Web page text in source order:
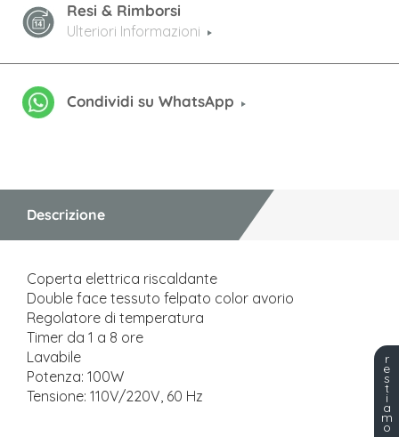
Resi & Rimborsi
Ulteriori Informazioni
Condividi su WhatsApp
Descrizione
Coperta elettrica riscaldante
Double face tessuto felpato color avorio
Regolatore di temperatura
Timer da 1 a 8 ore
Lavabile
Potenza: 100W
Tensione: 110V/220V, 60 Hz
r
e
s
t
i
a
m
o